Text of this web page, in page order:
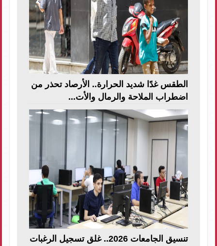
الطقس غدًا شديد الحرارة.. الأرصاد تحذر من
اضطراب الملاحة والرمال والأت...
تنسيق الجامعات 2026.. غلق تسجيل الرغبات